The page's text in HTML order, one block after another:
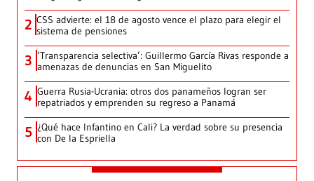
2 CSS advierte: el 18 de agosto vence el plazo para elegir el
sistema de pensiones
3 ‘Transparencia selectiva’: Guillermo García Rivas responde a
amenazas de denuncias en San Miguelito
4 Guerra Rusia-Ucrania: otros dos panameños logran ser
repatriados y emprenden su regreso a Panamá
5 ¿Qué hace Infantino en Cali? La verdad sobre su presencia
con De la Espriella